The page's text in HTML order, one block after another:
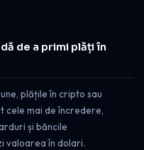
de a primi plăți în
plățile în cripto sau
cele mai de încredere,
și băncile
valoarea în dolari.